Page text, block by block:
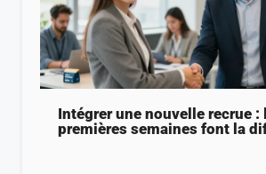
Intégrer une nouvelle recrue :
premières semaines font la